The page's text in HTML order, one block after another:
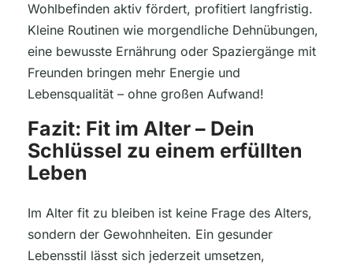
Wohlbefinden aktiv fördert, profitiert langfristig.
Kleine Routinen wie morgendliche Dehnübungen,
eine bewusste Ernährung oder Spaziergänge mit
Freunden bringen mehr Energie und
Lebensqualität – ohne großen Aufwand!
Fazit: Fit im Alter – Dein
Schlüssel zu einem erfüllten
Leben
Im Alter fit zu bleiben ist keine Frage des Alters,
sondern der Gewohnheiten. Ein gesunder
Lebensstil lässt sich jederzeit umsetzen,